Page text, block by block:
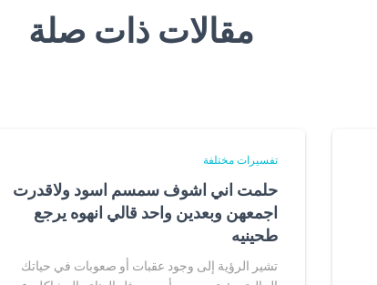
مقالات ذات صلة
تفسيرات مختلفة
حلمت اني اشوف سمسم اسود ولاقدرت
اجمعهن وبعدين واحد قالي انهوه يرجع
طحينيه
تشير الرؤية إلى وجود عقبات أو صعوبات في حياتك